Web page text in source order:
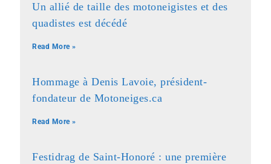
Un allié de taille des motoneigistes et des
quadistes est décédé
Read More »
Hommage à Denis Lavoie, président-
fondateur de Motoneiges.ca
Read More »
Festidrag de Saint-Honoré : une première